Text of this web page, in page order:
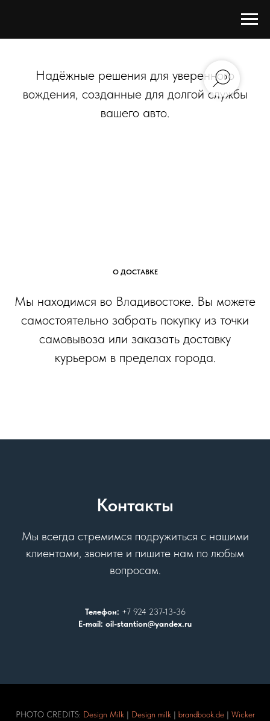
Надёжные решения для уверенного
вождения, созданные для долгой службы
вашего авто.
О ДОСТАВКЕ
Мы находимся во Владивостоке. Вы можете
самостоятельно забрать покупку из точки
самовывоза или заказать доставку
курьером в пределах города.
Контакты
Мы всегда стремимся подружиться с нашими
клиентами, звоните и пишите нам по любым
вопросам.
Телефон: +7 924 237-13-36
E-mail: oil-stantion@yandex.ru
PHOTO CREDITS: Design Milk | Design milk | brandbook.de| Wicker